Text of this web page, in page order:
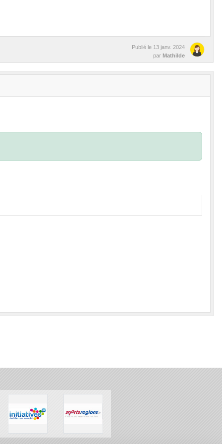
Publié le 13 janv. 2024
par Mathilde